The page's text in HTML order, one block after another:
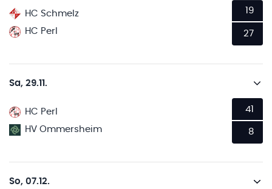
HC Schmelz
HC Perl
19
27
Sa, 29.11.
HC Perl
HV Ommersheim
41
8
So, 07.12.